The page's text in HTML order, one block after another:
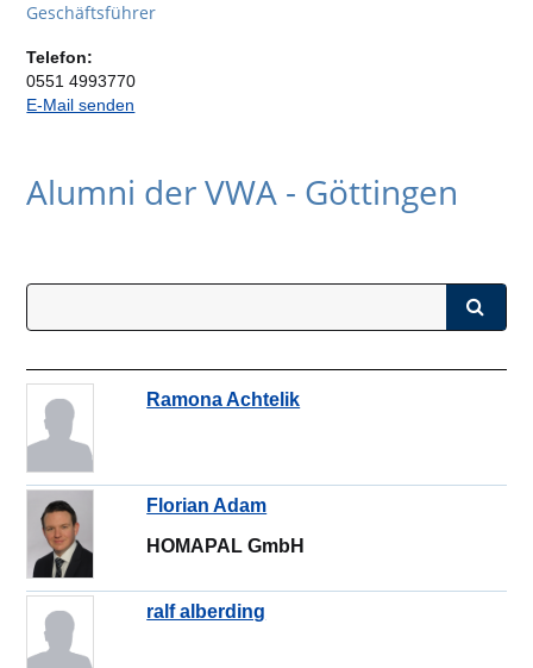
Geschäftsführer
Telefon:
0551 4993770
E-Mail senden
Alumni der VWA - Göttingen
Ramona Achtelik
Florian Adam
HOMAPAL GmbH
ralf alberding